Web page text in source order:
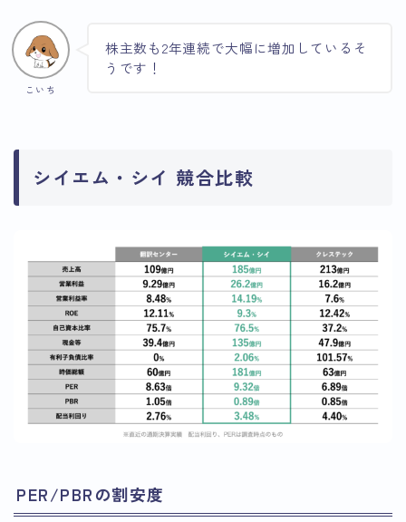
こいち
株主数も2年連続で大幅に増加しているそ
うです！
シイエム・シイ 競合比較
PER/PBRの割安度